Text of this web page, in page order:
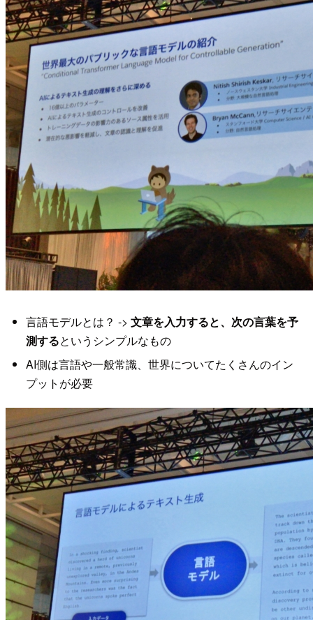
言語モデルとは？ -> 文章を入力すると、次の言葉を予
測するというシンプルなもの
AI側は言語や一般常識、世界についてたくさんのイン
プットが必要